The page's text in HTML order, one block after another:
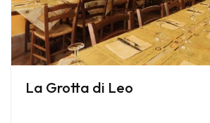
La Grotta di Leo